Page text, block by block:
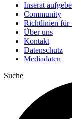
Inserat
Community
Richtlinien für
Über uns
Kontakt
Datenschutz
Mediadaten
Suche